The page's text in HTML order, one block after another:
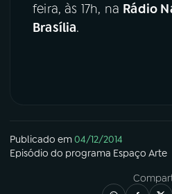
feira, às 17h, na Rádio
Brasília.
Publicado em04/12/2014
Episódio do programa Espaço Arte